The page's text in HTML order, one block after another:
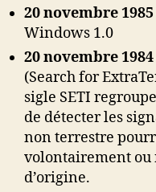
20 novembre 1985
Windows 1.0
20 novembre 1984
(Search for
sigle SETI
de détecter les
non terrestre
volontairement ou
d’origine.